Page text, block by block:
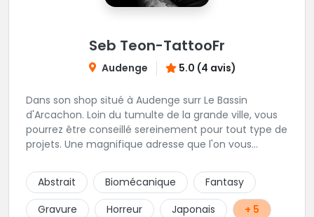
Seb Teon-TattooFr
Audenge 5.0 (4 avis)
Dans son shop situé à Audenge surr Le Bassin
d'Arcachon. Loin du tumulte de la grande ville, vous
pourrez être conseillé sereinement pour tout type de
projets. Une magnifique adresse que l'on vous
et passages au shop sur rendez-vous également.
Abstrait Biomécanique
Fantasy
Gravure
Horreur Japonais + 5